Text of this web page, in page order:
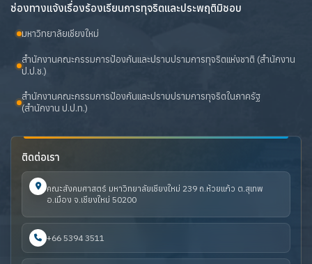
ช่องทางแจ้งเรื่องร้องเรียนการทุจริตและประพฤติมิชอบ
มหาวิทยาลัยเชียงใหม่
สำนักงานคณะกรรมการป้องกันและปราบปรามการทุจริตแห่งชาติ (สำนักงาน
ป.ป.ช.)
สำนักงานคณะกรรมการป้องกันและปราบปรามการทุจริตในภาครัฐ
(สำนักงาน ป.ป.ท.)
ติดต่อเรา
คณะสังคมศาสตร์ มหาวิทยาลัยเชียงใหม่ 239 ถ.ห้วยแก้ว ต.สุเทพ
อ.เมือง จ.เชียงใหม่ 50200
+66 5394 3511